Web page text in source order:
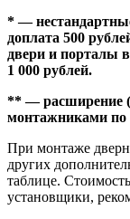
* —
доплата 500
двери и порталы
1 000 рублей.
** — расширение
монтажниками по
При монтаже
других
таблице.
установщики,